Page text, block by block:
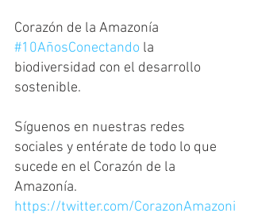
Corazón de la Amazonía
#10AñosConectando la
biodiversidad con el desarrollo
sostenible.
Síguenos en nuestras redes
sociales y entérate de todo lo que
sucede en el Corazón de la
Amazonía.
https://twitter.com/CorazonAmazoni